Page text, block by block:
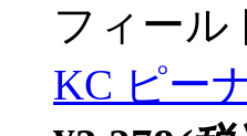
フィール
KC ピー